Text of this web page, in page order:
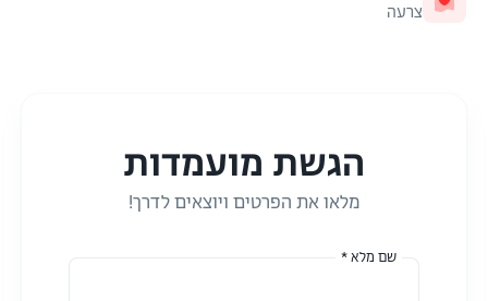
צרעה
הגשת מועמדות
מלאו את הפרטים ויוצאים לדרך!
שם מלא *